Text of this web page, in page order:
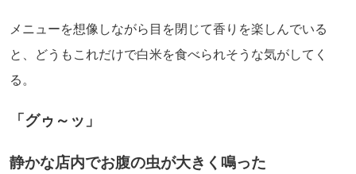
メニューを想像しながら目を閉じて香りを楽しんでいる
と、どうもこれだけで白米を食べられそうな気がしてく
る。
「グゥ～ッ」
静かな店内でお腹の虫が大きく鳴った